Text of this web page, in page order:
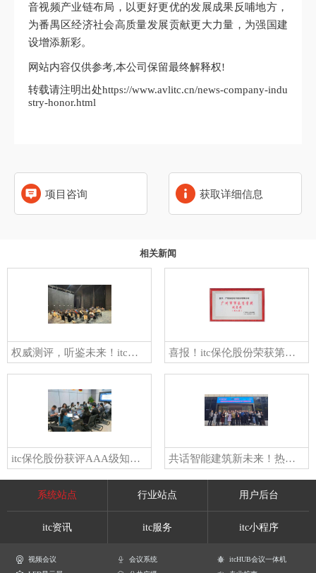
音视频产业链布局，以更好更优的发展成果反哺地方，
为番禺区经济社会高质量发展贡献更大力量，为强国建
设增添新彩。
网站内容仅供参考,本公司保留最终解释权!
转载请注明出处https://www.avlitc.cn/news-company-indu
stry-honor.html
项目咨询 获取详细信息
相关新闻
权威测评，听鉴未来！itc保伦股份亮相中国制造演艺扩声扬声器主观听评活动！ 喜报！itc保伦股份荣获第六届广州市市长质量奖提名奖！
itc保伦股份获评AAA级知名商标品牌！树音视频行业品牌标杆，彰显中国品牌新质力量！ 共话智能建筑新未来！热烈欢迎北京市智能建筑行业同仁莅临itc保伦股份参观交流！
系统站点 行业站点 用户后台
itc资讯 itc服务 itc小程序
视频会议 会议系统
itcHUB会议一体机